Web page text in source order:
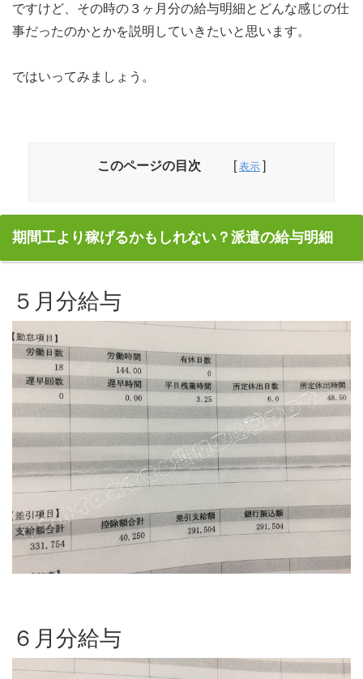
ですけど、その時の３ヶ月分の給与明細とどんな感じの仕
事だったのかとかを説明していきたいと思います。
ではいってみましょう。
このページの目次
期間工より稼げるかもしれない？派遣の給与明細
５月分給与
６月分給与